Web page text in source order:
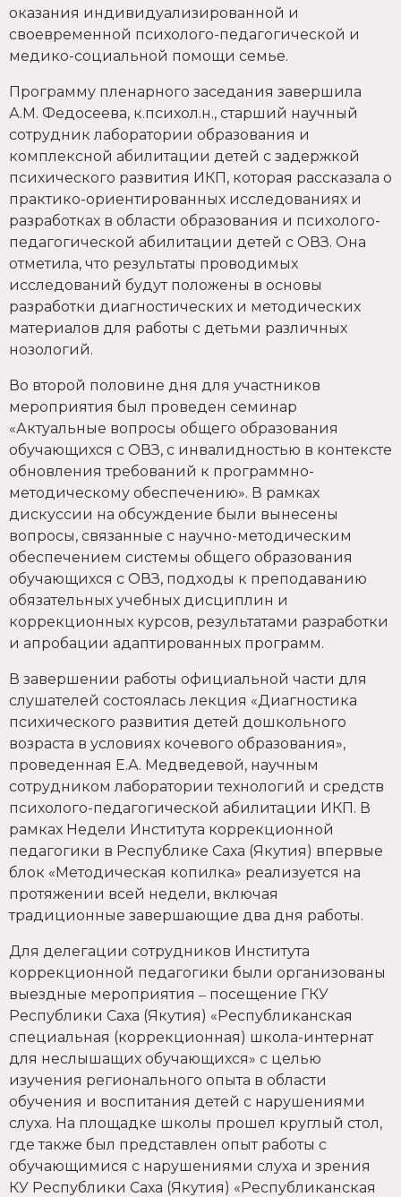
оказания индивидуализированной и
своевременной психолого-педагогической и
медико-социальной помощи семье.
Программу пленарного заседания завершила
А.М. Федосеева, к.психол.н., старший научный
сотрудник лаборатории образования и
комплексной абилитации детей с задержкой
психического развития ИКП, которая рассказала о
практико-ориентированных исследованиях и
разработках в области образования и психолого-
педагогической абилитации детей с ОВЗ. Она
отметила, что результаты проводимых
исследований будут положены в основы
разработки диагностических и методических
материалов для работы с детьми различных
нозологий.
Во второй половине дня для участников
мероприятия был проведен семинар
«Актуальные вопросы общего образования
обучающихся с ОВЗ, с инвалидностью в контексте
обновления требований к программно-
методическому обеспечению». В рамках
дискуссии на обсуждение были вынесены
вопросы, связанные с научно-методическим
обеспечением системы общего образования
обучающихся с ОВЗ, подходы к преподаванию
обязательных учебных дисциплин и
коррекционных курсов, результатами разработки
и апробации адаптированных программ.
В завершении работы официальной части для
слушателей состоялась лекция «Диагностика
психического развития детей дошкольного
возраста в условиях кочевого образования»,
проведенная Е.А. Медведевой, научным
сотрудником лаборатории технологий и средств
психолого-педагогической абилитации ИКП. В
рамках Недели Института коррекционной
педагогики в Республике Саха (Якутия) впервые
блок «Методическая копилка» реализуется на
протяжении всей недели, включая
традиционные завершающие два дня работы.
Для делегации сотрудников Института
коррекционной педагогики были организованы
выездные мероприятия ‒ посещение ГКУ
Республики Саха (Якутия) «Республиканская
специальная (коррекционная) школа-интернат
для неслышащих обучающихся» с целью
изучения регионального опыта в области
обучения и воспитания детей с нарушениями
слуха. На площадке школы прошел круглый стол,
где также был представлен опыт работы с
обучающимися с нарушениями слуха и зрения
КУ Республики Саха (Якутия) «Республиканская